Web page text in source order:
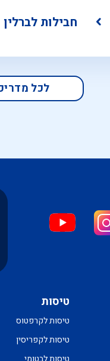
חבילות לברלין
לכל
טיסות
טיסות לקרפטוס
טיסות לקפריסין